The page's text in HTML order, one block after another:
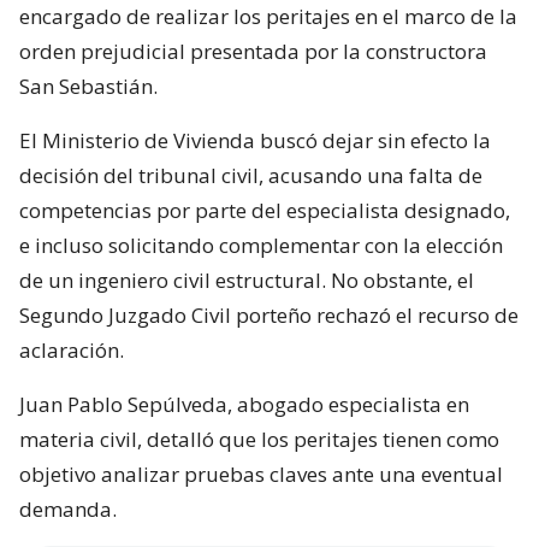
encargado de realizar los peritajes en el marco de la
orden prejudicial presentada por la constructora
San Sebastián.
El Ministerio de Vivienda buscó dejar sin efecto la
decisión del tribunal civil, acusando una falta de
competencias por parte del especialista designado,
e incluso solicitando complementar con la elección
de un ingeniero civil estructural. No obstante, el
Segundo Juzgado Civil porteño rechazó el recurso de
aclaración.
Juan Pablo Sepúlveda, abogado especialista en
materia civil, detalló que los peritajes tienen como
objetivo analizar pruebas claves ante una eventual
demanda.